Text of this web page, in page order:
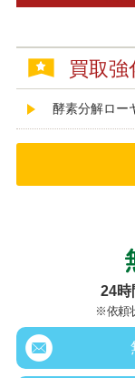
買取強
酵素分解ロー
24時
※依頼